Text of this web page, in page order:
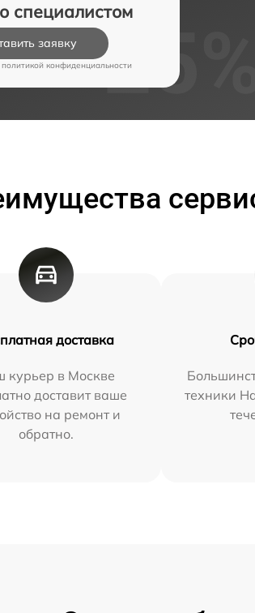
специалистом
заявку
политикой конфиденциальности
доставка
курьер в Москве
доставит ваше
на ремонт и
обратно.
техники